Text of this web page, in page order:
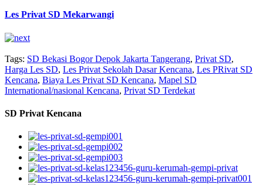
Les Privat SD Mekarwangi
Tags: SD Bekasi Bogor Depok Jakarta Tangerang, Privat SD,
Harga Les SD, Les Privat Sekolah Dasar Kencana, Les PRivat SD
Kencana, Biaya Les Privat SD Kencana, Mapel SD
International/nasional Kencana, Privat SD Terdekat
SD Privat Kencana